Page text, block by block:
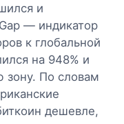
и
— индикатор
к глобальной
на 948% и
зону. По словам
дешевле,